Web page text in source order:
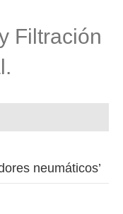
Filtración
neumáticos’